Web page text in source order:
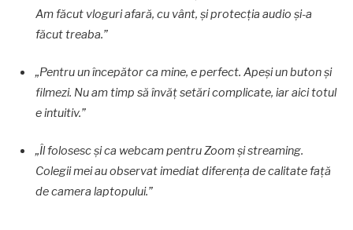
Am făcut vloguri afară, cu vânt, și protecția audio și-a
făcut treaba.”
„Pentru un începător ca mine, e perfect. Apeși un buton și
filmezi. Nu am timp să învăț setări complicate, iar aici totul
e intuitiv.”
„Îl folosesc și ca webcam pentru Zoom și streaming.
Colegii mei au observat imediat diferența de calitate față
de camera laptopului.”